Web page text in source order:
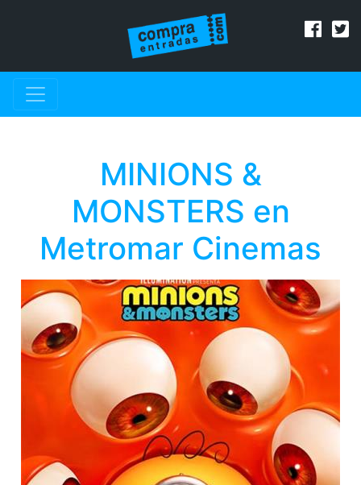
MINIONS &
MONSTERS en
Metromar Cinemas